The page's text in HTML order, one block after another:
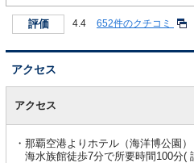
評価 4.4 652件のクチコミ
アクセス
アクセス
那覇空港よりホテル（海洋博公園
海水族館徒歩7分で所要時間100分(